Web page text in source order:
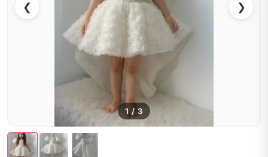
❮ ❯
1 / 3